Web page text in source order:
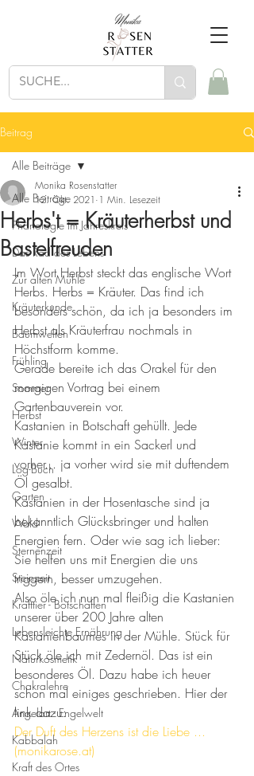
Beitrag
Alle Beiträge
Phänologie im Jahreskreis
Das Rad des Lebens
Zur alten Mühle
Kräuterkunde
Baumwelten
Frühling
Sommer
Herbst
Winter
Log-Buch
Garten
Wald
Sternenzeit
Steinzeit
Krafttier - Botschaften
Lebensleichte Ernährung
Naturkosmetik
Chakralehre
Angelart - Engelwelt
Kabbalah
Kraft des Ortes
Alle Beiträge
Herbs't = Kräuterherbst und
Bastelfreuden
Monika Rosenstatter
12. Okt. 2021 1 Min. Lesezeit
Im Wort Herbst steckt das englische Wort
Herbs. Herbs = Kräuter. Das find ich
besonders schön, da ich ja besonders im
Herbst als Kräuterfrau nochmals in
Höchstform komme.
Gerade bereite ich das Orakel für den
morgigen Vortrag bei einem
Gartenbauverein vor.
Kastanien in Botschaft gehüllt. Jede
Kastanie kommt in ein Sackerl und
vorher... ja vorher wird sie mit duftendem
Öl gesalbt.
Kastanien in der Hosentasche sind ja
bekanntlich Glücksbringer und halten
Energien fern. Oder wie sag ich lieber:
Sie helfen uns mit Energien die uns
triggern, besser umzugehen.
Also öle ich nun mal fleißig die Kastanien
unserer über 200 Jahre alten
Kastanienbaumes in der Mühle. Stück für
Stück öle ich mit Zedernöl. Das ist ein
besonderes Öl. Dazu habe ich heuer
schon mal einiges geschrieben. Hier der
link dazu:
Der Duft des Herzens ist die Liebe ...
(monikarose.at)